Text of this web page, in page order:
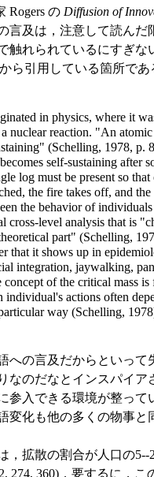
Rogers の Diffusion of
言及は，注意して読ん
触れられているにすぎな
ら引用している箇所で
in physics, where it
nuclear reaction. "An
(Schelling, 1978, p.
self-sustaining after
log must be present so
the fire takes off, and
the behavior of
cross-level analysis that is
part" (Schelling,
that it shows up in
integration, jaywalking,
of the critical mass
individual's actions often
way (Schelling,
の言及だからといって
なのだなとインスパイ
参入できる環境が整って
変化も他の多くの物事
拡散の割合が人口の5--
274, 360)．要するに，